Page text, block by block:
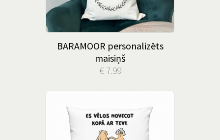
BARAMOOR personalizēts
maisiņš
€ 7.99